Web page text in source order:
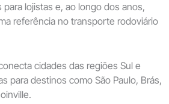
lojistas e, ao longo dos anos,
referência no transporte rodoviário
cidades das regiões Sul e
para destinos como São Paulo, Brás,